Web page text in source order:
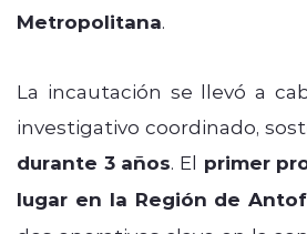
Metropolitana.
La incautación se llevó a
investigativo coordinado,
durante 3 años. El primer
lugar en la Región de